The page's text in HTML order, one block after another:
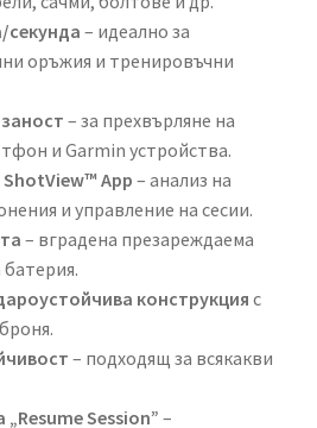
секунда – идеално за
оръжия и тренировъчни
– за прехвърляне на
и Garmin устройства.
App – анализ на
и управление на сесии.
– вградена презареждаема
конструкция с
– подходящ за всякакви
Session” –